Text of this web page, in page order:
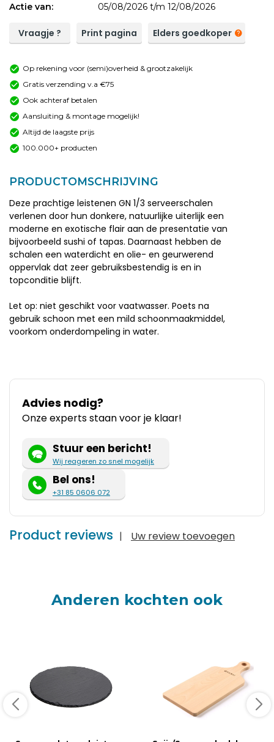
Actie van:
05/08/2026 t/m 12/08/2026
Vraagje ? Print pagina Elders goedkoper
Op rekening voor (semi)overheid & grootzakelijk
Gratis verzending v.a €75
Ook achteraf betalen
Aansluiting & montage mogelijk!
Altijd de laagste prijs
100.000+ producten
PRODUCTOMSCHRIJVING
Deze prachtige leistenen GN 1/3 serveerschalen
verlenen door hun donkere, natuurlijke uiterlijk een
moderne en exotische flair aan de presentatie van
bijvoorbeeld sushi of tapas. Daarnaast hebben de
schalen een waterdicht en olie- en geurwerend
oppervlak dat zeer gebruiksbestendig is en in
topconditie blijft.
Let op: niet geschikt voor vaatwasser. Poets na
gebruik schoon met een mild schoonmaakmiddel,
voorkom onderdompeling in water.
Advies nodig?
Onze experts staan voor je klaar!
Stuur een bericht!
Wij reageren zo snel mogelijk
Bel ons!
+31 85 0606 072
Product reviews | Uw review toevoegen
Anderen kochten ook